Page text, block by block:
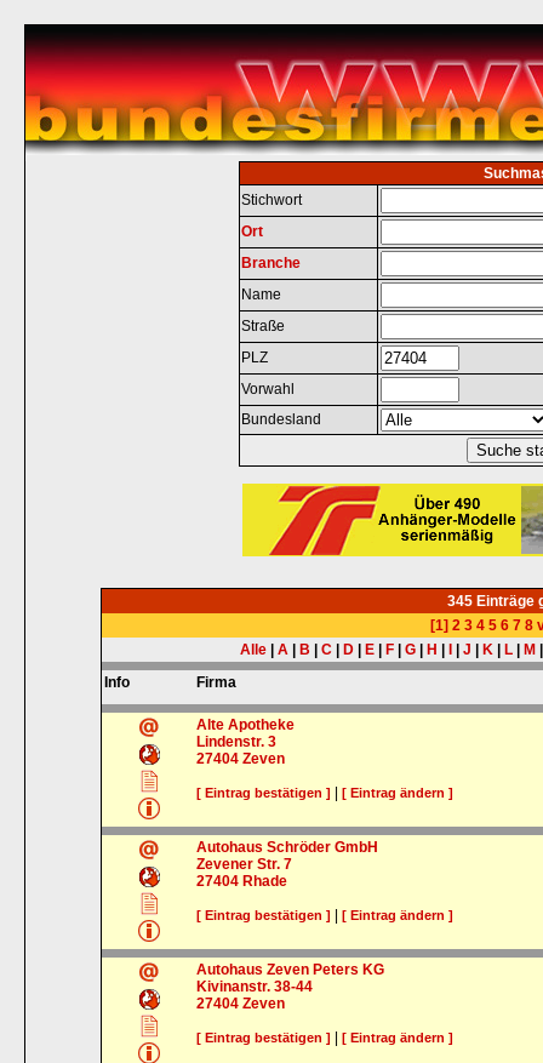
Stichwort
Ort
Branche
Name
Straße
PLZ
Vorwahl
Bundesland
345 Einträge
[1] 2 3 4 5 6 7 8
Alle
A B C D E F G H J K L M
Info
Firma
Alte Apotheke
Lindenstr. 3
27404 Zeven
[ Eintrag bestätigen ] |[ Eintrag ändern ]
Autohaus Schröder GmbH
Zevener Str. 7
27404 Rhade
[ Eintrag bestätigen ] |[ Eintrag ändern ]
Autohaus Zeven Peters KG
Kivinanstr. 38-44
27404 Zeven
[ Eintrag bestätigen ] |[ Eintrag ändern ]